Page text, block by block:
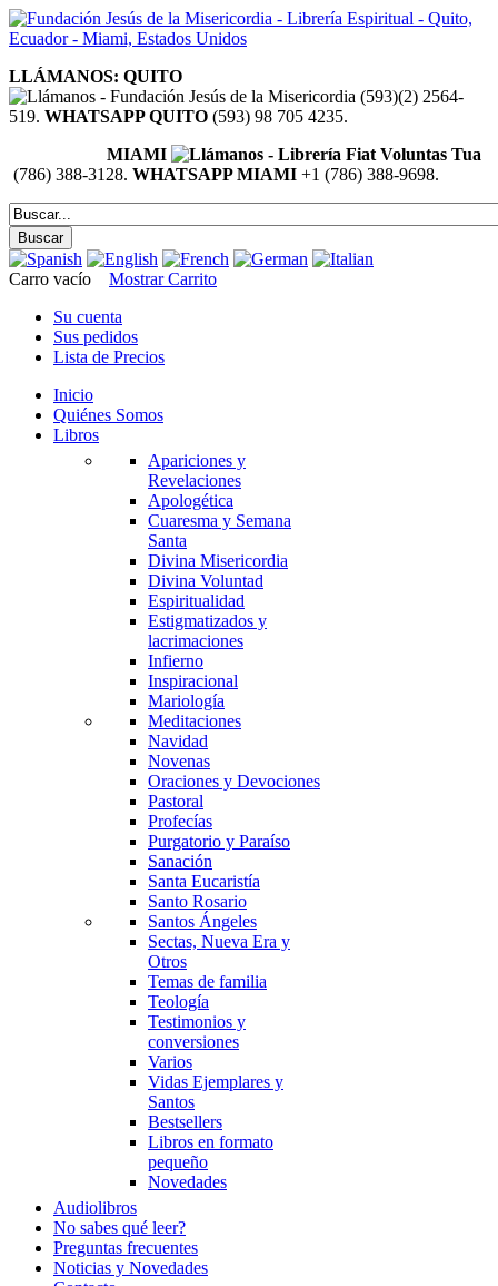
LLÁMANOS: QUITO
(593)(2) 2564-
519. WHATSAPP QUITO (593) 98 705 4235.
MIAMI
(786) 388-3128. WHATSAPP MIAMI +1 (786) 388-9698.
Carro vacío
Mostrar Carrito
Su cuenta
Sus pedidos
Lista de Precios
Inicio
Quiénes Somos
Libros
Apariciones y
Revelaciones
Apologética
Cuaresma y Semana
Santa
Divina Misericordia
Divina Voluntad
Espiritualidad
Estigmatizados y
lacrimaciones
Infierno
Inspiracional
Mariología
Meditaciones
Navidad
Novenas
Oraciones y Devociones
Pastoral
Profecías
Purgatorio y Paraíso
Sanación
Santa Eucaristía
Santo Rosario
Santos Ángeles
Sectas, Nueva Era y
Otros
Temas de familia
Teología
Testimonios y
conversiones
Varios
Vidas Ejemplares y
Santos
Bestsellers
Libros en formato
pequeño
Novedades
Audiolibros
No sabes qué leer?
Preguntas frecuentes
Noticias y Novedades